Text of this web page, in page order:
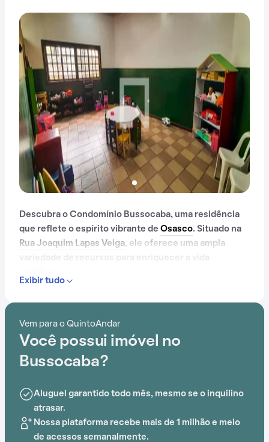
Descubra o Condomínio Bussocaba, uma residência
que reflete o espírito vibrante de Osasco. Situado na
Rua Joaquim Lapas Veiga, ele oferece uma ampla
Com portaria 24 horas, quadra esportiva, salão de
o Condomínio Bussocaba é ideal para quem busca
conforto e entretenimento.
Bear, CEMEIEF Maria Tarcilla Fornasaro Melli, Leal
Double Tênis Parque Príncipe, UBS Jardim d'Abril e
Colégio Albert Sabin adiciona praticidade a essa
experiência.
Exibir tudo
Vem para o QuintoAndar
Você possui imóvel no
Bussocaba?
Aluguel garantido todo mês, mesmo se o inquilino
atrasar.
Nossa plataforma recebe mais de 1 milhão e meio
de acessos semanalmente.